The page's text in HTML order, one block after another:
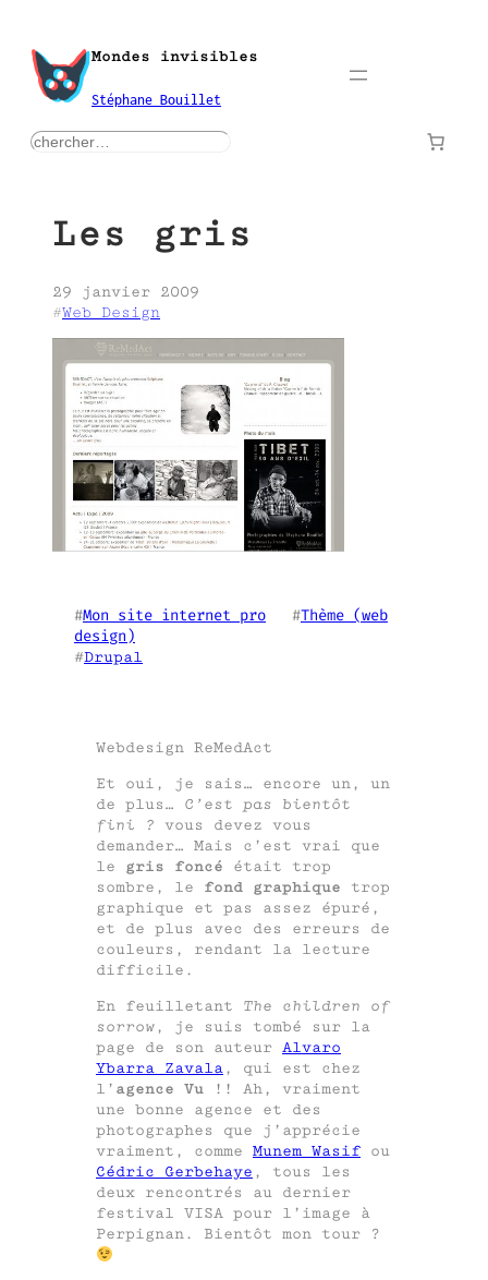
contenu
Mondes invisibles
Stéphane Bouillet
rechercher
Les gris
29 janvier 2009
#Web Design
#Mon site internet pro
   #
Thème (web
design)
#Drupal
Webdesign ReMedAct
Et oui, je sais… encore un, un
de plus… C’est pas bientôt
fini ? vous devez vous
demander… Mais c’est vrai que
le gris foncé était trop
sombre, le fond graphique trop
graphique et pas assez épuré,
et de plus avec des erreurs de
couleurs, rendant la lecture
difficile.
En feuilletant The children of
sorrow, je suis tombé sur la
page de son auteur Alvaro
Ybarra Zavala, qui est chez
l’ agence Vu !! Ah, vraiment
une bonne agence et des
photographes que j’apprécie
vraiment, comme Munem Wasif ou
Cédric Gerbehaye , tous les
deux rencontrés au dernier
festival VISA pour l’image à
Perpignan. Bientôt mon tour ?